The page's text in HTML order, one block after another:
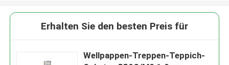
Erhalten Sie den besten Preis für
Wellpappen-Treppen-Teppich-